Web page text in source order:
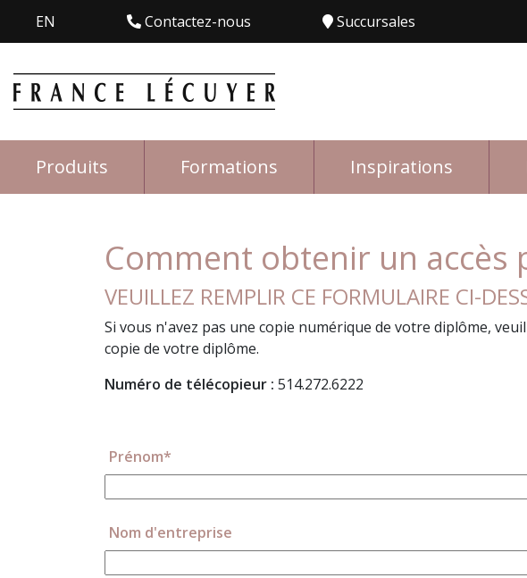
EN Contactez-nous Succursales
Produits Formations Inspirations
Comment obtenir un accès
VEUILLEZ REMPLIR CE FORMULAIRE CI-
Si vous n'avez pas une copie numérique de votre diplôme,
copie de votre diplôme.
Numéro de télécopieur : 514.272.6222
Prénom*
Nom d'entreprise